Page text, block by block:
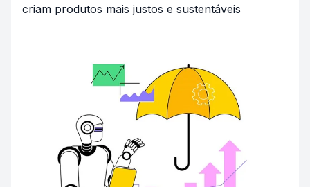
criam produtos mais justos e sustentáveis